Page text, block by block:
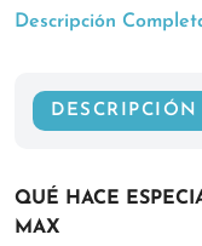
Descripción
DESCRIPCIÓN
QUÉ HACE
MAX